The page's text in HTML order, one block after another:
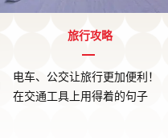
旅行攻略
电车、公交让旅行更加便利！
在交通工具上用得着的句子